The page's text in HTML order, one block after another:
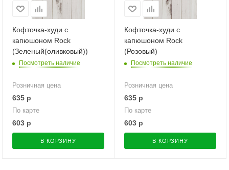
Кофточка-худи с
капюшоном Rock
(Зеленый(оливковый))
Посмотреть наличие
Розничная цена
635 р
По карте
603 р
В КОРЗИНУ
Кофточка-худи с
капюшоном Rock
(Розовый)
Посмотреть наличие
Розничная цена
635 р
По карте
603 р
В КОРЗИНУ